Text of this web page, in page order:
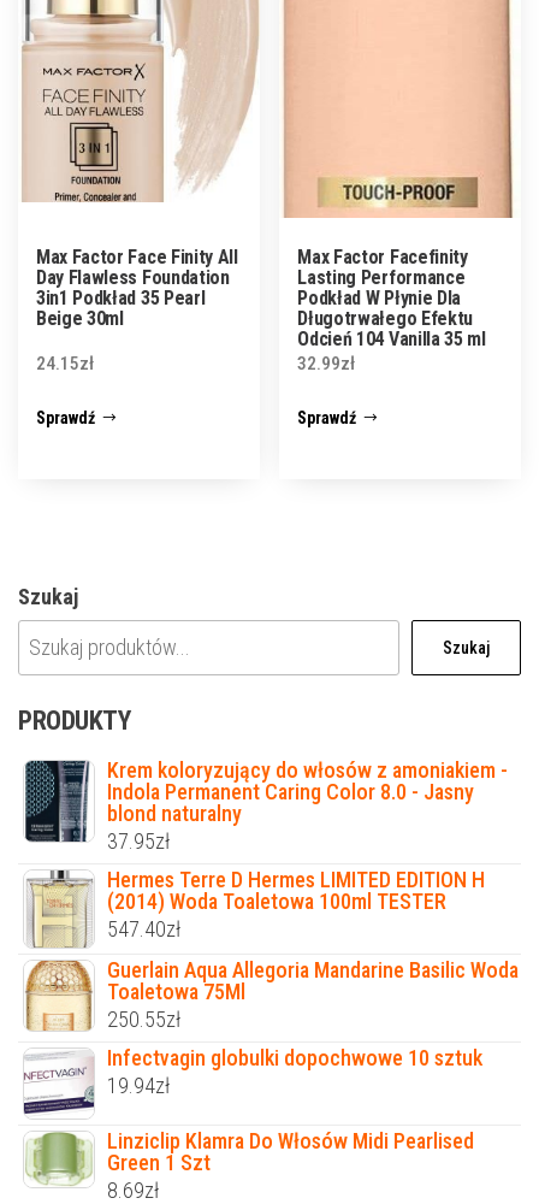
Max Factor Face Finity All
Day Flawless Foundation
3in1 Podkład 35 Pearl
Beige 30ml
24.15zł
Sprawdź
Max Factor Facefinity
Lasting Performance
Podkład W Płynie Dla
Długotrwałego Efektu
Odcień 104 Vanilla 35 ml
32.99zł
Sprawdź
Szukaj
Szukaj
PRODUKTY
Krem koloryzujący do włosów z amoniakiem -
Indola Permanent Caring Color 8.0 - Jasny
blond naturalny
37.95zł
Hermes Terre D Hermes LIMITED EDITION H
(2014) Woda Toaletowa 100ml TESTER
547.40zł
Guerlain Aqua Allegoria Mandarine Basilic Woda
Toaletowa 75Ml
250.55zł
Infectvagin globulki dopochwowe 10 sztuk
19.94zł
Linziclip Klamra Do Włosów Midi Pearlised
Green 1 Szt
8.69zł